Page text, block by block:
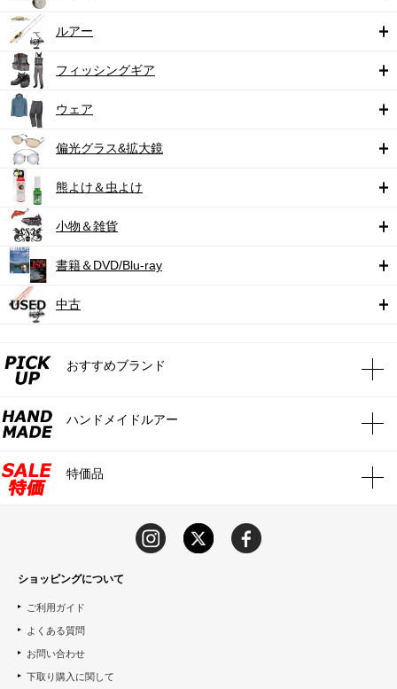
ルアー
フィッシングギア
ウェア
偏光グラス&拡大鏡
熊よけ＆虫よけ
小物＆雑貨
書籍＆DVD/Blu-ray
中古
おすすめブランド
ハンドメイドルアー
特価品
ショッピングについて
ご利用ガイド
よくある質問
お問い合わせ
下取り購入に関して